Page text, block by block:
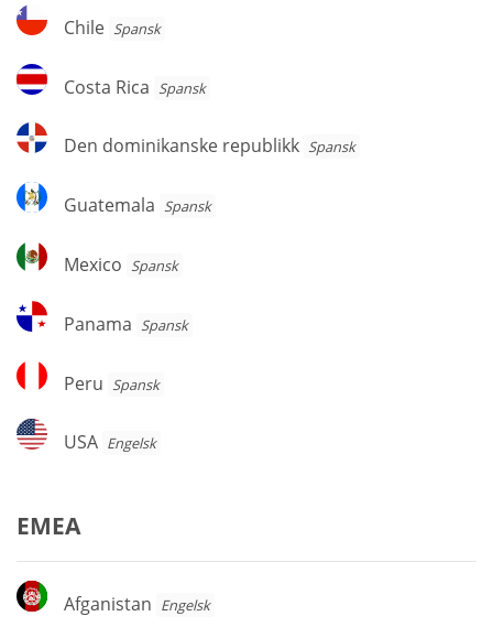
Chile
Chile Spansk
Costa
Rica
Costa Rica Spansk
Den
dominikanske
Den dominikanske republikk Spansk
Guatemala
Guatemala Spansk
Mexico
Mexico Spansk
Panama
Panama Spansk
Peru
Peru Spansk
USA
USA Engelsk
EMEA
Afganistan
Afganistan Engelsk